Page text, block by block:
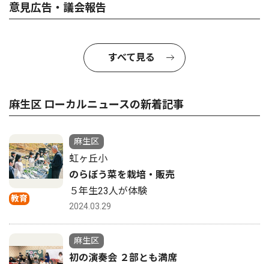
意見広告・議会報告
すべて見る
麻生区 ローカルニュースの新着記事
教育
麻生区
虹ヶ丘小
のらぼう菜を栽培・販売
５年生23人が体験
2024.03.29
麻生区
初の演奏会 ２部とも満席